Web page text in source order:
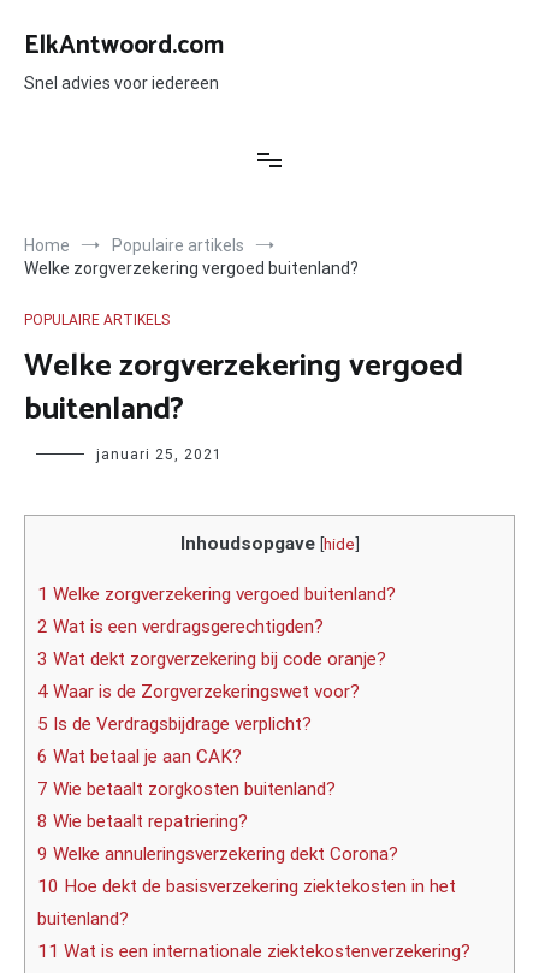
naar
inhoud
ElkAntwoord.com
Snel advies voor iedereen
Home
Populaire artikels
Welke zorgverzekering vergoed buitenland?
POPULAIRE ARTIKELS
Welke zorgverzekering vergoed
buitenland?
Author januari 25, 2021
Inhoudsopgave [hide]
1 Welke zorgverzekering vergoed buitenland?
2 Wat is een verdragsgerechtigden?
3 Wat dekt zorgverzekering bij code oranje?
4 Waar is de Zorgverzekeringswet voor?
5 Is de Verdragsbijdrage verplicht?
6 Wat betaal je aan CAK?
7 Wie betaalt zorgkosten buitenland?
8 Wie betaalt repatriering?
9 Welke annuleringsverzekering dekt Corona?
10 Hoe dekt de basisverzekering ziektekosten in het
buitenland?
11 Wat is een internationale ziektekostenverzekering?